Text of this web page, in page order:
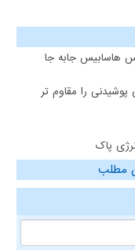
هاسابیس جابه جا
را مقاوم تر
پاک
مطلب